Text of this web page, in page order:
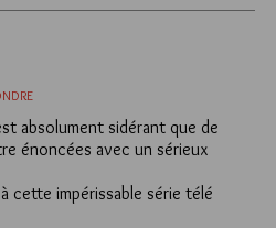
absolument sidérant que de
énoncées avec un sérieux
cette impérissable série télé